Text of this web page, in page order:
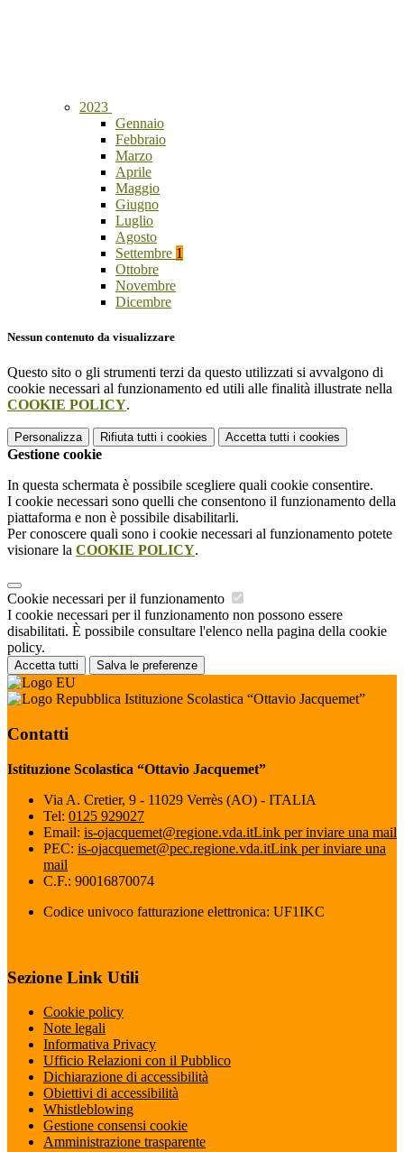
2023
Gennaio
Febbraio
Marzo
Aprile
Maggio
Giugno
Luglio
Agosto
Settembre 1
Ottobre
Novembre
Dicembre
Nessun contenuto da visualizzare
Questo sito o gli strumenti terzi da questo utilizzati si avvalgono di
cookie necessari al funzionamento ed utili alle finalità illustrate nella
COOKIE POLICY.
Personalizza Rifiuta tutti i cookies Accetta tutti i cookies
Gestione cookie
In questa schermata è possibile scegliere quali cookie consentire.
I cookie necessari sono quelli che consentono il funzionamento della
piattaforma e non è possibile disabilitarli.
Per conoscere quali sono i cookie necessari al funzionamento potete
visionare la COOKIE POLICY.
Cookie necessari per il funzionamento
I cookie necessari per il funzionamento non possono essere
disabilitati. È possibile consultare l'elenco nella pagina della cookie
policy.
Accetta tutti Salva le preferenze
Istituzione Scolastica “Ottavio Jacquemet”
Contatti
Istituzione Scolastica “Ottavio Jacquemet”
Via A. Cretier, 9 - 11029 Verrès (AO) - ITALIA
Tel: 0125 929027
Email: is-ojacquemet@regione.vda.itLink per inviare una mail
PEC: is-ojacquemet@pec.regione.vda.itLink per inviare una
mail
C.F.: 90016870074
Codice univoco fatturazione elettronica: UF1IKC
Sezione Link Utili
Cookie policy
Note legali
Informativa Privacy
Ufficio Relazioni con il Pubblico
Dichiarazione di accessibilità
Obiettivi di accessibilità
Whistleblowing
Gestione consensi cookie
Amministrazione trasparente